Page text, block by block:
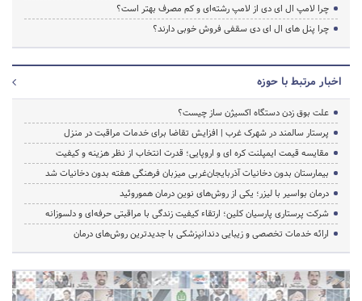
چرا لامپ ال ای دی از لامپ رشته‌ای و کم مصرف بهتر است؟
چرا پنل های ال ای دی سقفی فروش خوبی دارند؟
اخبار مرتبط با حوزه
علت بوق زدن دستگاه اکسیژن ساز چیست؟
پرستار سالمند در شهرک غرب | افزایش تقاضا برای خدمات مراقبت در منزل
مقایسه قیمت ایمپلنت کره ای و اروپایی؛ قدرت انتخاب از نظر هزینه و کیفیت
بیمارستان بدون دخانیات آذربایجان‌غربی میزبان فرهنگی هفته بدون دخانیات شد
درمان بواسیر با لیزر؛ یکی از روش‌های نوین درمان هموروئید
شرکت پرستاری پارسیان کلین؛ ارتقاء کیفیت زندگی با مراقبتی حرفه‌ای و دلسوزانه
ارائه خدمات تخصصی و زیبایی دندانپزشکی با جدیدترین روش‌های درمان